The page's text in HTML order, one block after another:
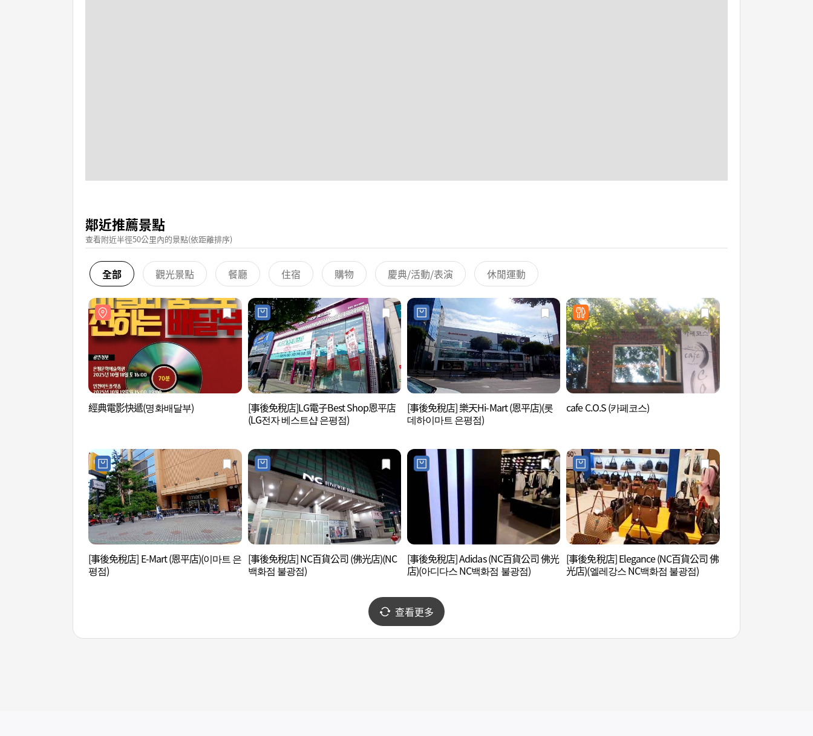
鄰近推薦景點
查看附近半徑50公里內的景點(依距離排序)
全部 觀光景點 餐廳 住宿 購物 慶典/活動/表演 休閒運動
經典電影快遞(명화배달부)
[事後免稅店]LG電子Best Shop恩平店
(LG전자 베스트샵 은평점)
[事後免稅店] 樂天Hi-Mart (恩平店)(롯
데하이마트 은평점)
cafe C.O.S (카페코스)
[事後免稅店] E-Mart (恩平店)(이마트 은
평점)
[事後免稅店] NC百貨公司 (佛光店)(NC
백화점 불광점)
[事後免稅店] Adidas (NC百貨公司 佛光
店)(아디다스 NC백화점 불광점)
[事後免稅店] Elegance (NC百貨公司 佛
光店)(엘레강스 NC백화점 불광점)
查看更多